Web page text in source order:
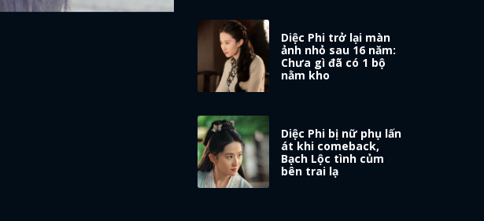
Diệc Phi trở lại màn
ảnh nhỏ sau 16 năm:
Chưa gì đã có 1 bộ
nằm kho
Diệc Phi bị nữ phụ lấn
át khi comeback,
Bạch Lộc tình củm
bên trai lạ